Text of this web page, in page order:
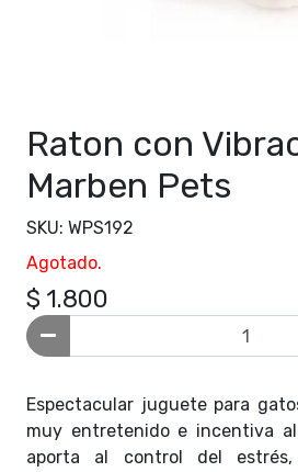
Raton con
Marben Pets
SKU: WPS192
Agotado.
$ 1.800
Espectacular juguete para
muy entretenido e incentiva
aporta al control del